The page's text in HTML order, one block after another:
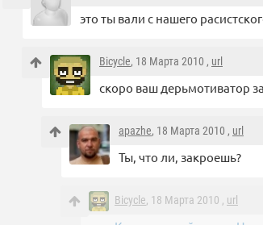
это ты вали с нашего
Bicycle, 18 Марта 2010 , url
скоро ваш дерьмотиватор
apazhe, 18 Марта 2010 , url
Ты, что ли, закроешь?
Bicycle, 18 Марта 2010 , url